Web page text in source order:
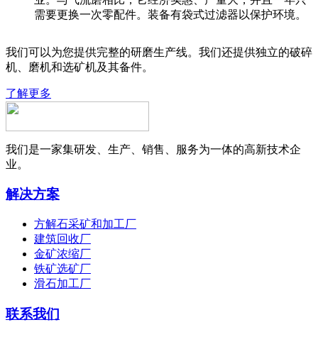
需要更换一次零配件。装备有袋式过滤器以保护环境。
我们可以为您提供完整的研磨生产线。我们还提供独立的破碎
机、磨机和选矿机及其备件。
了解更多
我们是一家集研发、生产、销售、服务为一体的高新技术企
业。
解决方案
方解石采矿和加工厂
建筑回收厂
金矿浓缩厂
铁矿选矿厂
滑石加工厂
联系我们